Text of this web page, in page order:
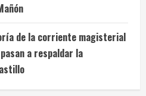
de la corriente magisterial
a respaldar la